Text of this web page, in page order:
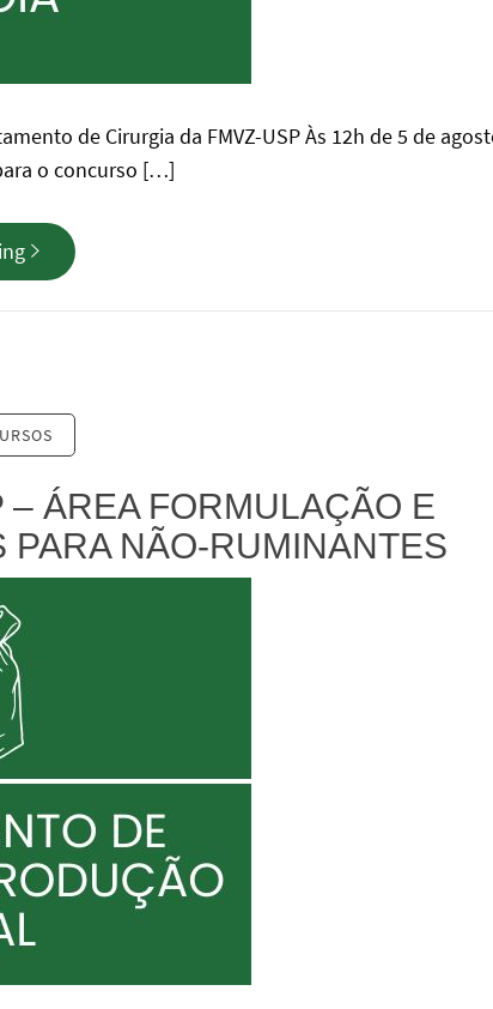
de Cirurgia da FMVZ-USP Às 12h de 5 de
o concurso […]
ÁREA FORMULAÇÃO E
NÃO-RUMINANTES